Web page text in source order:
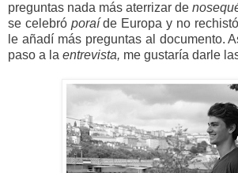
preguntas nada más aterrizar de
se celebró poraíde Europa y no
le añadí más preguntas al documento.
paso a la entrevista, me gustaría darle